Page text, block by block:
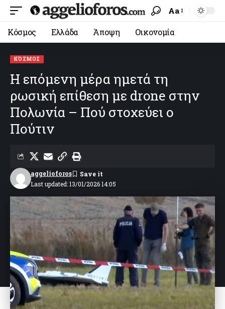
Aa
Κόσμος Ελλάδα Άποψη Οικονομία
ΚΌΣΜΟΣ
Η επόμενη μέρα ημετά τη
ρωσική επίθεση με drone στην
Πολωνία – Πού στοχεύει ο
Πούτιν
Last updated: 13/01/2026 14:05
aggelioforos